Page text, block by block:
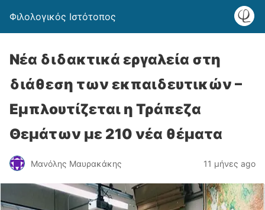
Φιλολογικός Ιστότοπος
Νέα διδακτικά εργαλεία στη
διάθεση των εκπαιδευτικών –
Εμπλουτίζεται η Τράπεζα
Θεμάτων με 210 νέα θέματα
Μανόλης Μαυρακάκης 11 μήνες ago